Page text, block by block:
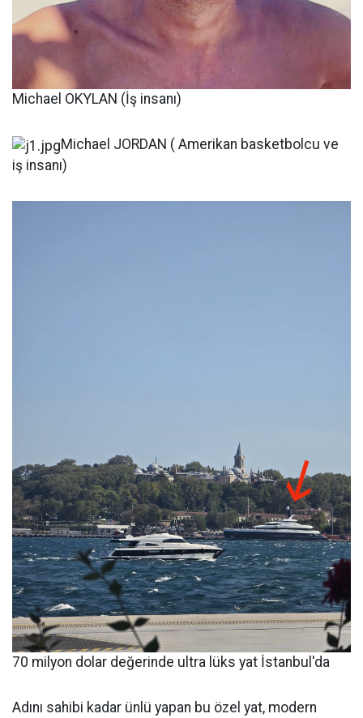
Michael OKYLAN (İş insanı)
Michael JORDAN ( Amerikan basketbolcu ve
iş insanı)
70 milyon dolar değerinde ultra lüks yat İstanbul'da
Adını sahibi kadar ünlü yapan bu özel yat, modern